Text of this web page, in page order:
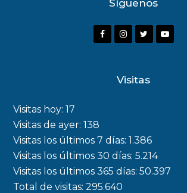
Síguenos
F
o
k
I
a
m
r
Y
Visitas
Visitas hoy:17
Visitas de ayer:138
Visitas los últimos 7 días:1.386
Visitas los últimos 30 días:5.214
Visitas los últimos 365 días:50.397
Total de visitas:295.640